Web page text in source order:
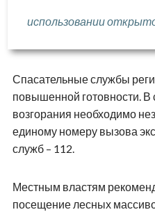
использовании
Спасательные службы
повышенной готовности. В
возгорания необходимо
единому номеру вызова
служб – 112.
Местным властям
посещение лесных